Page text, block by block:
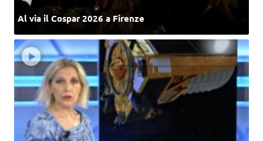
Al via il Cospar 2026 a Firenze